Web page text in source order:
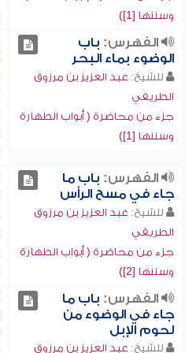
وسننها [1])
الفهرس: باب
الوضوء بماء البحر
للشيخ: عبد العزيز بن مرزوق
الطريفي
جزء من محاضرة ( أبواب الطهارة
وسننها [1])
الفهرس: باب ما
جاء في مسح الرأس
للشيخ: عبد العزيز بن مرزوق
الطريفي
جزء من محاضرة ( أبواب الطهارة
وسننها [2])
الفهرس: باب ما
جاء في الوضوء من
لحوم الإبل
للشيخ: عبد العزيز بن مرزوق